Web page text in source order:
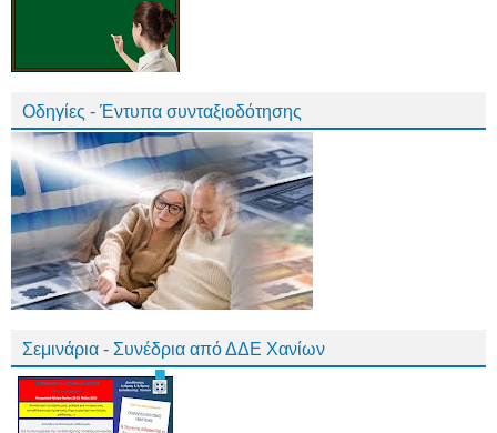
Οδηγίες - Έντυπα συνταξιοδότησης
Σεμινάρια - Συνέδρια από ΔΔΕ Χανίων